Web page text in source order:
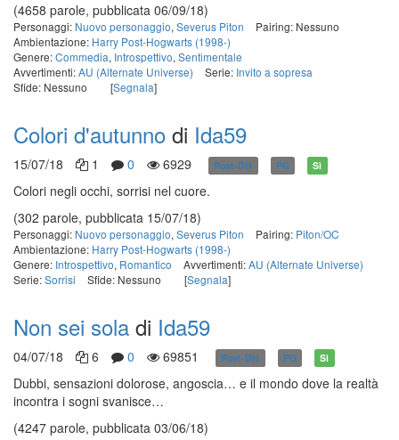
(4658 parole, pubblicata 06/09/18)
Personaggi: Nuovo personaggio, Severus Piton
Pairing: Nessuno
Ambientazione: Harry Post-Hogwarts (1998-)
Genere:Commedia, Introspettivo, Sentimentale
Avvertimenti:AU (Alternate Universe) Serie: Invito a sopresa
Sfide: Nessuno
[Segnala]
Colori d'autunno di Ida59
15/07/18 1 0 6929 Post-DH PG Sì
Colori negli occhi, sorrisi nel cuore.
(302 parole, pubblicata 15/07/18)
Personaggi: Nuovo personaggio, Severus Piton Pairing: Piton/OC
Ambientazione: Harry Post-Hogwarts (1998-)
Genere: Introspettivo, Romantico Avvertimenti:AU (Alternate Universe)
Serie:Sorrisi Sfide: Nessuno [Segnala]
Non sei sola di Ida59
04/07/18 6 0 69851 Post-DH PG Sì
Dubbi, sensazioni dolorose, angoscia… e il mondo dove la realtà
incontra i sogni svanisce…
(4247 parole, pubblicata 03/06/18)